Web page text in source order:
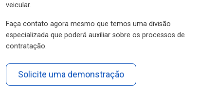
veicular.
Faça contato agora mesmo que temos uma divisão
especializada que poderá auxiliar sobre os processos de
contratação.
Solicite uma demonstração